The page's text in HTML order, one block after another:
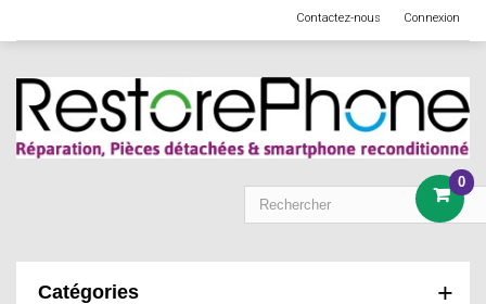
Connexion
Contactez-nous
0
Catégories